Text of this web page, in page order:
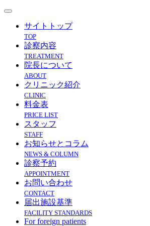
サイトトップ
TOP
診察内容
TREATMENT
院長について
ABOUT
クリニック紹介
CLINIC
料金表
PRICE LIST
スタッフ
STAFF
お知らせとコラム
NEWS & COLUMN
診察予約
APPOINTMENT
お問い合わせ
CONTACT
届出施設基準
FACILITY STANDARDS
For foreign patients